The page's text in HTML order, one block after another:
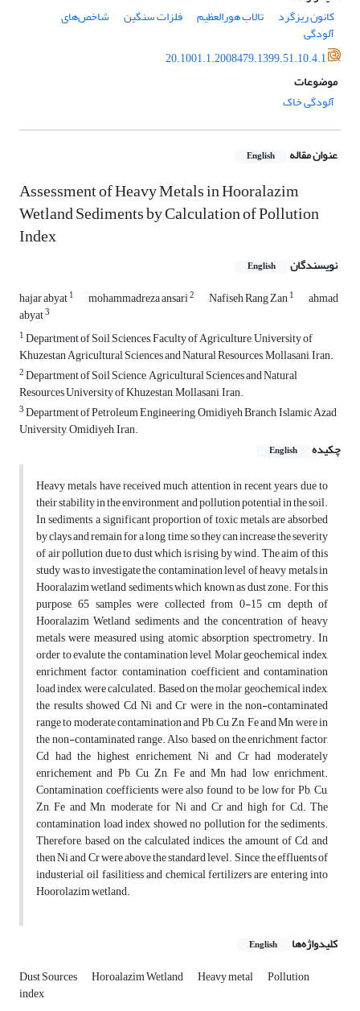
کانون ریزگرد
تالاب هورالعظیم فلزات سنگین شاخص‌های
آلودگی
20.1001.1.2008479.1399.51.10.4.1
موضوعات
آلودگی خاک
عنوان مقاله English
Assessment of Heavy Metals in Hooralazim
Wetland Sediments by Calculation of Pollution
Index
نویسندگان English
hajar abyat1 mohammadreza ansari2 Nafiseh Rang Zan1 ahmad
abyat3
1Department of Soil Sciences, Faculty of Agriculture, University of
Khuzestan Agricultural Sciences and Natural Resources, Mollasani, Iran.
2Department of Soil Science, Agricultural Sciences and Natural
Resources University of Khuzestan, Mollasani, Iran.
3Department of Petroleum Engineering, Omidiyeh Branch, Islamic Azad
University, Omidiyeh, Iran.
چکیده
English
Heavy metals have received much attention in recent years due to
their stability in the environment and pollution potential in the soil.
In sediments, a significant proportion of toxic metals are absorbed
by clays and remain for a long time, so they can increase the severity
of air pollution due to dust which is rising by wind. The aim of this
study was to investigate the contamination level of heavy metals in
Hooralazim wetland sediments which known as dust zone. For this
purpose, 65 samples were collected from 0-15 cm depth of
Hooralazim Wetland sediments and the concentration of heavy
metals were measured using atomic absorption spectrometry. In
order to evalute the contamination level, Molar geochemical index,
enrichment factor, contamination coefficient and contamination
load index were calculated. Based on the molar geochemical index,
the results showed Cd, Ni and Cr were in the non-contaminated
range to moderate contamination and Pb, Cu, Zn, Fe and Mn were in
the non-contaminated range. Also, based on the enrichment factor,
Cd had the highest enrichement, Ni and Cr had moderately
enrichement and Pb, Cu, Zn, Fe and Mn had low enrichment.
Contamination coefficients were also found to be low for Pb, Cu,
Zn, Fe and Mn, moderate for Ni and Cr and high for Cd. The
contamination load index showed no pollution for the sediments.
Therefore, based on the calculated indices, the amount of Cd, and
then Ni and Cr were above the standard level. Since, the effluents of
industerial, oil fasilitiess and chemical fertilizers are entering into
Hoorolazim wetland.
کلیدواژه‌ها English
Dust Sources Horoalazim Wetland Heavy metal Pollution
index